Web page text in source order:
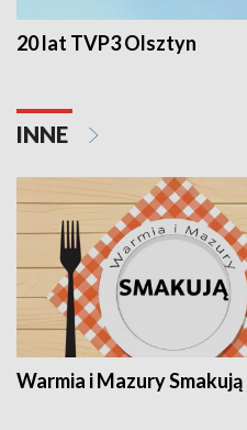
20 lat TVP3 Olsztyn
INNE
Warmia i Mazury Smakują